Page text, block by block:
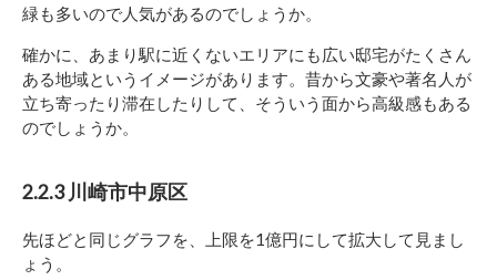
緑も多いので人気があるのでしょうか。
確かに、あまり駅に近くないエリアにも広い邸宅がたくさん
ある地域というイメージがあります。昔から文豪や著名人が
立ち寄ったり滞在したりして、そういう面から高級感もある
のでしょうか。
2.2.3 川崎市中原区
先ほどと同じグラフを、上限を1億円にして拡大して見まし
ょう。